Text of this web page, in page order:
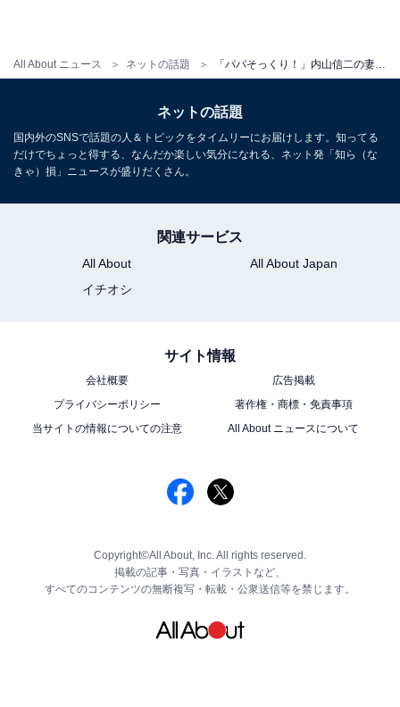
All About ニュース ネットの話題
ネットの話題
国内外のSNSで話題の人＆トピックをタイムリーにお届けします。知ってる
だけでちょっと得する、なんだか楽しい気分になれる、ネット発「知ら（な
きゃ）損」ニュースが盛りだくさん。
関連サービス
All About
All About Japan
イチオシ
サイト情報
会社概要
広告掲載
プライバシーポリシー
著作権・商標・免責事項
当サイトの情報についての注意
All About ニュースについて
Copyright©All About, Inc. All rights reserved.
掲載の記事・写真・イラストなど、
すべてのコンテンツの無断複写・転載・公衆送信等を禁じます。